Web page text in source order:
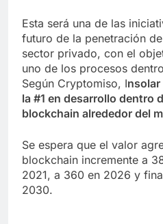
Esta será una de las
futuro de la penetración
sector privado, con el
uno de los procesos
Según Cryptomiso, Insolar
la #1 en desarrollo dentro
blockchain alrededor del
Se espera que el valor
blockchain incremente a
2021, a 360 en 2026 y
2030.